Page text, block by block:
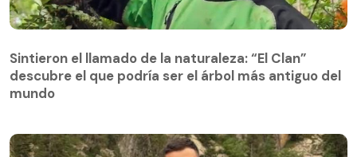
descubre el que podría ser el árbol más antiguo del
mundo
Sintieron el llamado de la naturaleza: “El Clan”
descubre el que podría ser el árbol más antiguo del
mundo